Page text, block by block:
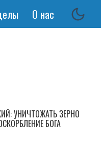
О нас
УНИЧТОЖАТЬ ЗЕРНО
БОГА